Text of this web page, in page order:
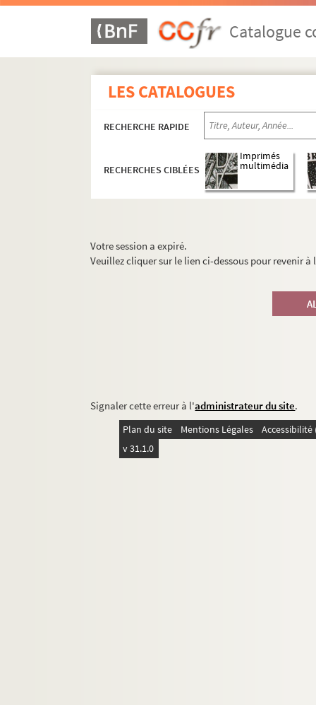
Catalogue
LES CATALOGUES
RECHERCHE RAPIDE
RECHERCHES CIBLÉES
Imprimés
multimédia
Votre session a expiré.
Veuillez cliquer sur le lien ci-dessous pour revenir
Signaler cette erreur à l'administrateur du site.
Plan du site Mentions Légales
v 31.1.0